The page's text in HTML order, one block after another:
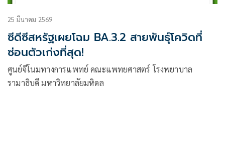
25 มีนาคม 2569
ซีดีซีสหรัฐเผยโฉม BA.3.2 สายพันธุ์โควิดที่
ซ่อนตัวเก่งที่สุด!
ศูนย์จีโนมทางการแพทย์ คณะแพทยศาสตร์ โรงพยาบาล
รามาธิบดี มหาวิทยาลัยมหิดล